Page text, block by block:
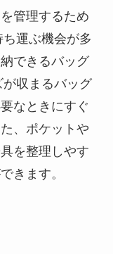
管理するため
運ぶ機会が多
できるバッグ
収まるバッグ
なときにすぐ
、ポケットや
を整理しやす
きます。